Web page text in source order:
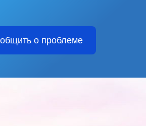
о проблеме